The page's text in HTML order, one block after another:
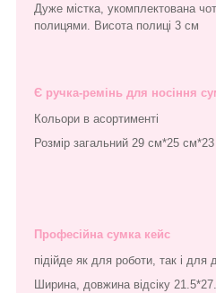
Дуже містка, укомплектована
полицями. Висота полиці 3 см
Є ручка-ремінь для носіння
Кольори в асортименті
Розмір загальний 29 см*25
Професійна сумка кейс
підійде як для роботи, так і для
Ширина, довжина відсіку